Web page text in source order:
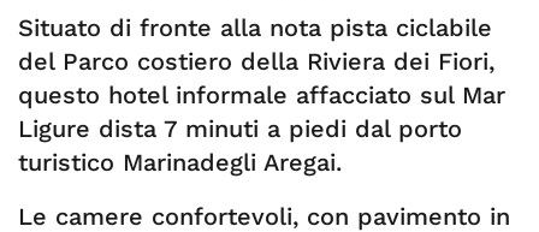
Situato di fronte alla nota pista ciclabile
del Parco costiero della Riviera dei Fiori,
questo hotel informale affacciato sul Mar
Ligure dista 7 minuti a piedi dal porto
turistico Marinadegli Aregai.
Le camere confortevoli, con pavimento in